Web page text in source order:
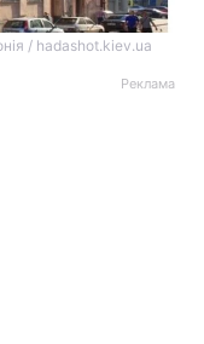
/ hadashot.kiev.ua
Реклама